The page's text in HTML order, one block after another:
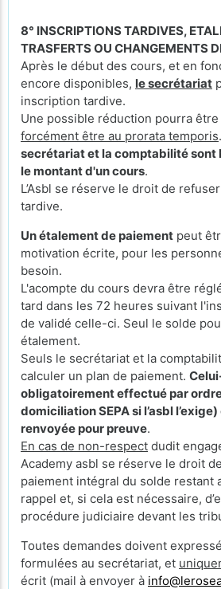
8° INSCRIPTIONS TARDIVES,
TRASFERTS OU CHANGEMENTS
Après le début des cours, et en
encore disponibles, le secrétariat
inscription tardive.
Une possible réduction pourra
forcément être au prorata temporis.
secrétariat et la comptabilité sont
le montant d'un cours.
L’Asbl se réserve le droit de
tardive.
Un étalement de paiement peut
motivation écrite, pour les
besoin.
L'acompte du cours devra être
tard dans les 72 heures suivant
de validé celle-ci. Seul le solde
étalement.
Seuls le secrétariat et la
calculer un plan de paiement.
obligatoirement effectué par
domiciliation SEPA si l’asbl
renvoyée pour preuve.
En cas de non-respect dudit
Academy asbl se réserve le droit
paiement intégral du solde restant
rappel et, si cela est nécessaire,
procédure judiciaire devant les
Toutes demandes doivent
formulées au secrétariat, et
écrit (mail à envoyer à